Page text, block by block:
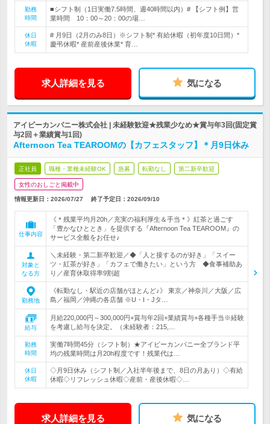
勤務
時間
■シフト制（1日実働7.5時間、週40時間以内）# 【シフト例】営
業時間 10：00～20：00の場…
休日
休暇
# 月9日（2月のみ8日）※シフト制* 有給休暇（初年度10日間）*
慶弔休暇* 産前産後休業* 育…
求人詳細を見る 気になる
アイビーカンパニー株式会社 | 未経験歓迎★残業少なめ★賞与年3回(固定賞
与2回＋業績賞与1回)
Afternoon Tea TEAROOMの【カフェスタッフ】＊月9日休み
正社員 職種・業種未経験OK 急募 転勤なし 第二新卒歓迎
女性のおしごと掲載中
情報更新日：2026/07/27 終了予定日： 2026/09/10
仕事内容
《＊残業平均月20h／充実の福利厚生＆手当＊》紅茶と過ごす
「豊かなひととき」を提供する『Afternoon Tea TEAROOM』の
サービス全般をお任せ♪
対象と
なる方
＼未経験・第二新卒歓迎／◆「人と接するのが好き」「スイー
ツ・紅茶が好き」「カフェで働きたい」という方 ◆食事補助あ
り／産育休取得率9割超
勤務地
《転勤なし・駅近の店舗がほとんど♪》 東京／神奈川／大阪／広
島／福岡／沖縄の各店舗 ※U・I・Jタ…
給与
月給220,000円～300,000円+賞与年2回+業績賞与+各種手当※経験
を考慮し給与を決定。（未経験者：215,…
勤務
時間
実働7時間45分（シフト制）★アイビーカンパニー全ブランド平
均の残業時間は月20h程度です！残業代は…
休日
休暇
◇月9日休み（シフト制／入社半年後まで、8日の月あり）◇有給
休暇◇リフレッシュ休暇◇産前・産後休暇◇…
求人詳細を見る 気になる